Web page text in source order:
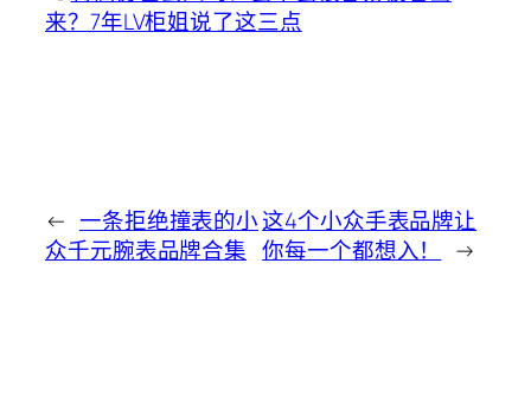
来？7年LV柜姐说了这三点
← 一条拒绝撞表的小
众千元腕表品牌合集
这4个小众手表品牌让
你每一个都想入！
→